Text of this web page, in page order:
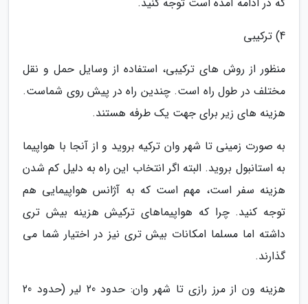
4) ترکیبی
منظور از روش های ترکیبی، استفاده از وسایل حمل و نقل
مختلف در طول راه است. چندین راه در پیش روی شماست.
هزینه های زیر برای جهت یک طرفه هستند.
به صورت زمینی تا شهر وان ترکیه بروید و از آنجا با هواپیما
به استانبول بروید. البته اگر انتخاب این راه به دلیل کم شدن
هزینه سفر است، مهم است که به آژانس هواپیمایی هم
توجه کنید. چرا که هواپیماهای ترکیش هزینه بیش تری
داشته اما مسلما امکانات بیش تری نیز در اختیار شما می
گذارند.
هزینه ون از مرز رازی تا شهر وان: حدود 20 لیر (حدود 20